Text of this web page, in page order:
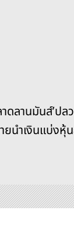
ดลานมันส์’ป
ยนำเงินแบ่งหุ้